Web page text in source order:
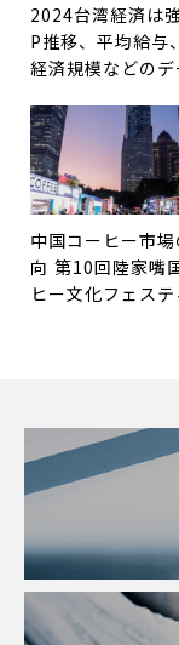
2024台湾経済は
P推移、平均給与
経済規模などの
中国コーヒー市
向 ――第10回陸家嘴国際コー
ヒー文化フェス